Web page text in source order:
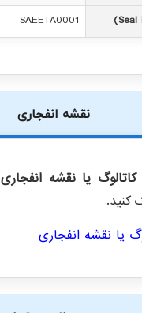
SAEETA0001
نقشه انفجاری
کاتالوگ یا نقشه انفجاری
کنید.
یا نقشه انفجاری